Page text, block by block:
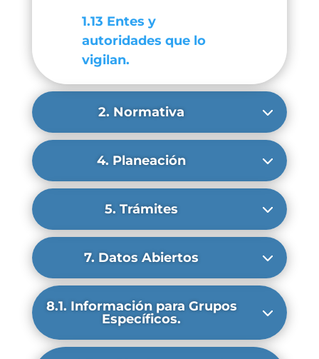
1.13 Entes y
autoridades que lo
vigilan.
2. Normativa
4. Planeación
5. Trámites
7. Datos Abiertos
8.1. Información para Grupos
Específicos.